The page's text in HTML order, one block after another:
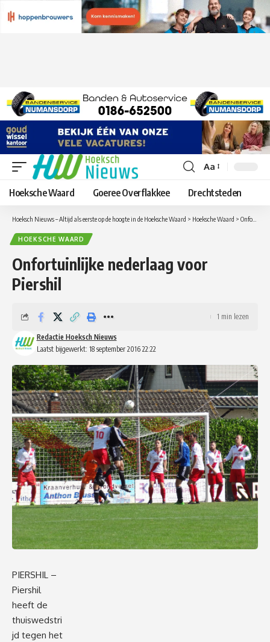
Lettergrootte
aanpassen
Aa
Hoeksche Waard Goeree Overflakkee Drechtsteden
Hoeksch Nieuws – Altijd als eerste op de hoogte in de Hoeksche Waard > Hoeksche Waard > Onfortuinlijke nederlaag voor Piershil
HOEKSCHE WAARD
Onfortuinlijke nederlaag voor
Piershil
Laatst bijgewerkt: 18 september 2016 22:22
Redactie Hoeksch Nieuws
1 min lezen
PIERSHIL –
Piershil
heeft de
thuiswedstri
jd tegen het